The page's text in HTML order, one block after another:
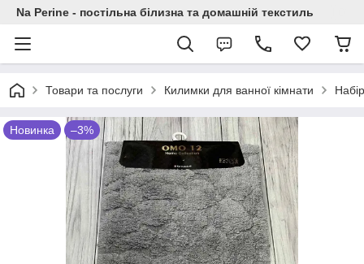
Na Perine - постільна білизна та домашній текстиль
Товари та послуги Килимки для ванної кімнати
Новинка –3%